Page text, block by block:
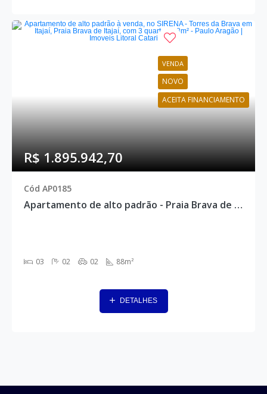
VENDA
NOVO
ACEITA FINANCIAMENTO
R$ 1.895.942,70
Cód AP0185
Apartamento de alto padrão - Praia Brava de Itajaí, Itajaí - AP0185
03 02 02 88m²
DETALHES